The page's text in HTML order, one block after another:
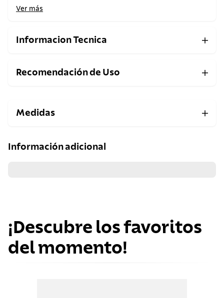
Ver más
Informacion Tecnica
Recomendación de Uso
Medidas
Información adicional
¡Descubre los favoritos
del momento!